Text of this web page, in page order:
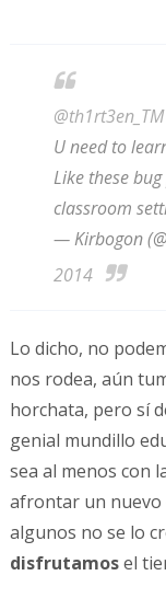
@th1rt3en_TM
U need to
Like these
classroom
— Kirbogon
2014
Lo dicho, no
nos rodea, aún
horchata, pero sí
genial mundillo
sea al menos con
afrontar un nuevo
algunos no se lo
disfrutamosel